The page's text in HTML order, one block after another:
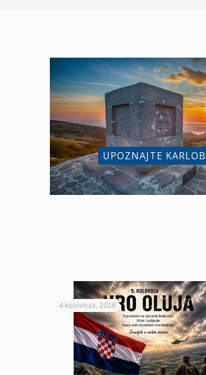
UPOZNAJTE
4 kolovoza, 2026